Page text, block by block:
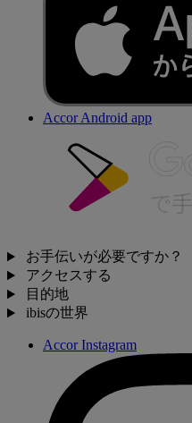
Accor Android app
お手伝いが必要ですか？
アクセスする
目的地
ibisの世界
Accor Instagram